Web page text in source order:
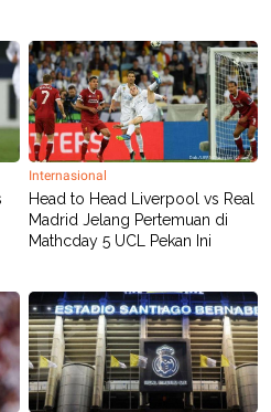
Internasional
Head to Head Liverpool vs Real
Madrid Jelang Pertemuan di
Mathcday 5 UCL Pekan Ini